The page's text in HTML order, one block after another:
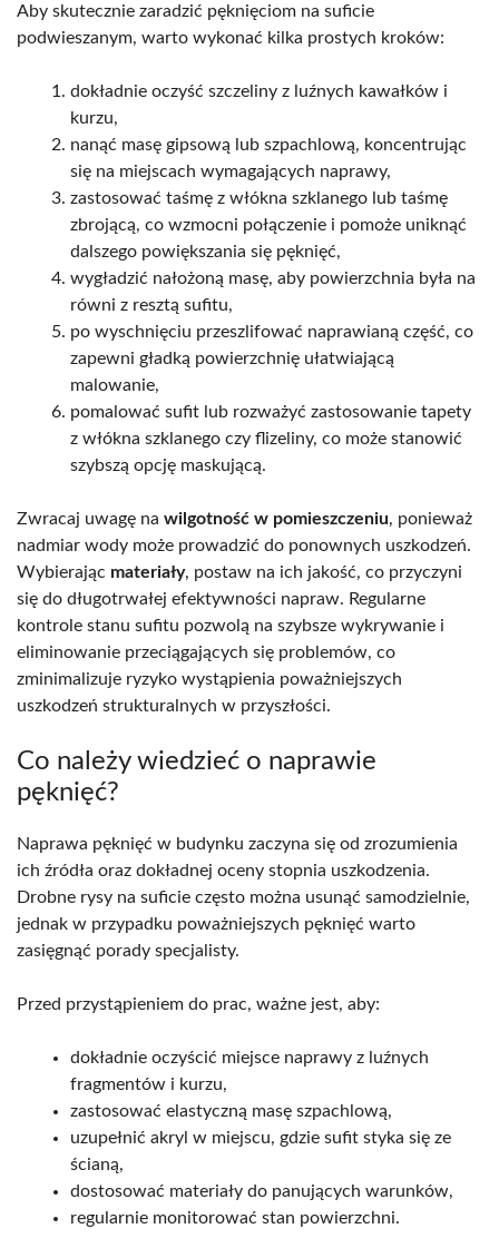
Aby skutecznie zaradzić pęknięciom na suficie
podwieszanym, warto wykonać kilka prostych kroków:
dokładnie oczyść szczeliny z luźnych kawałków i
kurzu,
nanąć masę gipsową lub szpachlową, koncentrując
się na miejscach wymagających naprawy,
zastosować taśmę z włókna szklanego lub taśmę
zbrojącą, co wzmocni połączenie i pomoże uniknąć
dalszego powiększania się pęknięć,
wygładzić nałożoną masę, aby powierzchnia była na
równi z resztą sufitu,
po wyschnięciu przeszlifować naprawianą część, co
zapewni gładką powierzchnię ułatwiającą
malowanie,
pomalować sufit lub rozważyć zastosowanie tapety
z włókna szklanego czy flizeliny, co może stanowić
szybszą opcję maskującą.
Zwracaj uwagę na wilgotność w pomieszczeniu, ponieważ
nadmiar wody może prowadzić do ponownych uszkodzeń.
Wybierając materiały, postaw na ich jakość, co przyczyni
się do długotrwałej efektywności napraw. Regularne
kontrole stanu sufitu pozwolą na szybsze wykrywanie i
eliminowanie przeciągających się problemów, co
zminimalizuje ryzyko wystąpienia poważniejszych
uszkodzeń strukturalnych w przyszłości.
Co należy wiedzieć o naprawie
pęknięć?
Naprawa pęknięć w budynku zaczyna się od zrozumienia
ich źródła oraz dokładnej oceny stopnia uszkodzenia.
Drobne rysy na suficie często można usunąć samodzielnie,
jednak w przypadku poważniejszych pęknięć warto
zasięgnąć porady specjalisty.
Przed przystąpieniem do prac, ważne jest, aby:
dokładnie oczyścić miejsce naprawy z luźnych
fragmentów i kurzu,
zastosować elastyczną masę szpachlową,
uzupełnić akryl w miejscu, gdzie sufit styka się ze
ścianą,
dostosować materiały do panujących warunków,
regularnie monitorować stan powierzchni.